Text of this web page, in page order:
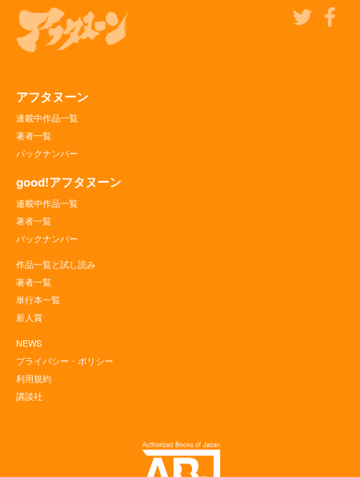
アフタヌーン
連載中作品一覧
著者一覧
バックナンバー
good!アフタヌーン
連載中作品一覧
著者一覧
バックナンバー
作品一覧と試し読み
著者一覧
単行本一覧
新人賞
NEWS
プライバシー・ポリシー
利用規約
講談社